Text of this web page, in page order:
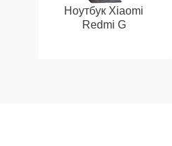
Ноутбук Xiaomi
Redmi G